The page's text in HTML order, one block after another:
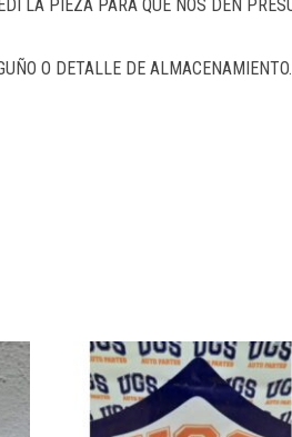
LA PIEZA PARA QUE NOS DEN
O DETALLE DE ALMACENAMIENTO.